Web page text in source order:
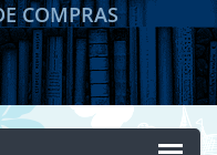
COMPRAS